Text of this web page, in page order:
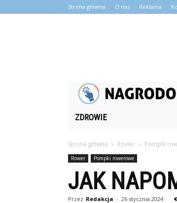
Strona główna O nas Reklama
ZDROWIE
Strona główna Rower Pompki
Rower Pompki rowerowe
JAK
Przez Redakcja - 26 stycznia 2024